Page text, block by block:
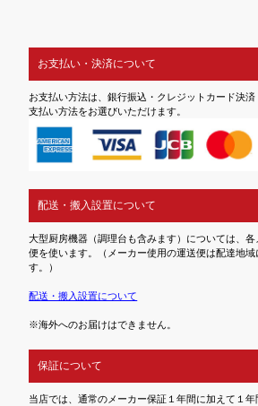
お支払い・決済について
お支払い方法は、銀行振込・クレジットカード決
支払い方法をお選びいただけます。
配送・搬入設置について
大型厨房機器（調理台も含みます）については、
便を使います。（メーカー使用の運送便は配達地域
す。）
配送・搬入設置について
※海外へのお届けはできません。
保証について
当店では、通常のメーカー保証１年間に加えて１